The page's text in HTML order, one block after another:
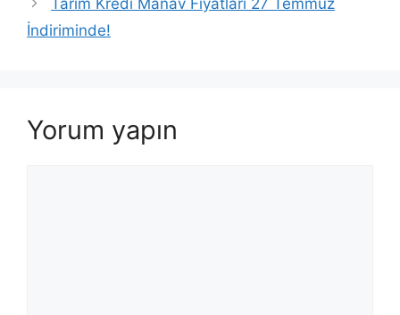
İndiriminde!
Yorum yapın